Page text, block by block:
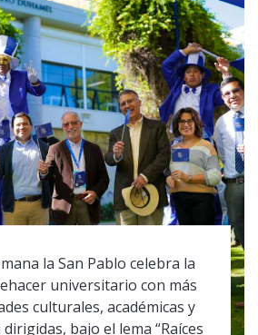
la San Pablo celebra la
universitario con más
culturales, académicas y
bajo el lema “Raíces